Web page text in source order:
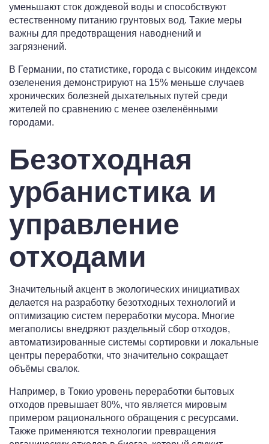
уменьшают сток дождевой воды и способствуют
естественному питанию грунтовых вод. Такие меры
важны для предотвращения наводнений и
загрязнений.
В Германии, по статистике, города с высоким индексом
озеленения демонстрируют на 15% меньше случаев
хронических болезней дыхательных путей среди
жителей по сравнению с менее озеленёнными
городами.
Безотходная
урбанистика и
управление
отходами
Значительный акцент в экологических инициативах
делается на разработку безотходных технологий и
оптимизацию систем переработки мусора. Многие
мегаполисы внедряют раздельный сбор отходов,
автоматизированные системы сортировки и локальные
центры переработки, что значительно сокращает
объёмы свалок.
Например, в Токио уровень переработки бытовых
отходов превышает 80%, что является мировым
примером рационального обращения с ресурсами.
Также применяются технологии превращения